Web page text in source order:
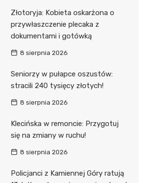
Złotoryja: Kobieta oskarżona o
przywłaszczenie plecaka z
dokumentami i gotówką
8 sierpnia 2026
Seniorzy w pułapce oszustów:
stracili 240 tysięcy złotych!
8 sierpnia 2026
Klecińska w remoncie: Przygotuj
się na zmiany w ruchu!
8 sierpnia 2026
Policjanci z Kamiennej Góry ratują